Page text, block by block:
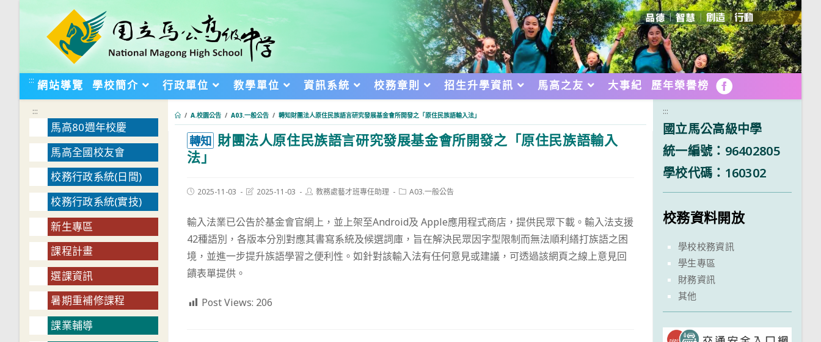
::: 網站導覽 學校簡介 行政單位 教學單位 資訊系統 校務章則 招生升學資訊 馬高之友 大事紀 歷年榮譽榜 FB
/ A.校園公告 / A03.一般公告 / 轉知財團法人原住民族語言研究發展基金會所開發之「原住民族語輸入法」
轉知 財團法人原住民族語言研究發展基金會所開發之「原住民族語輸入
法」
Post2025-11-03
Post2025-11-03
Post教務處藝才班專任助理
PostA03.一般公告
輸入法業已公告於基金會官網上，並上架至Android及 Apple應用程式商店，提供民眾下載。輸入法支援
42種語別，各版本分別對應其書寫系統及候選詞庫，旨在解決民眾因字型限制而無法順利繕打族語之困
境，並進一步提升族語學習之便利性。如針對該輸入法有任何意見或建議，可透過該網頁之線上意見回
饋表單提供。
Post Views: 206
:::
馬高80週年校慶
馬高全國校友會
校務行政系統(日間)
校務行政系統(實技)
新生專區
課程計畫
選課資訊
暑期重補修課程
課業輔導
:::
國立馬公高級中學
統一編號：96402805
學校代碼：160302
校務資料開放
學校校務資訊
學生專區
財務資訊
其他